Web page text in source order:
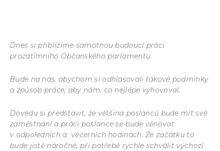
Dnes si přiblížíme samotnou budoucí práci
prozatímního Občanského parlamentu.
Bude na nás, abychom si odhlasovali takové podmínky
a způsob práce, aby nám, co nejlépe vyhovoval.
Dovedu si představit, že většina poslanců bude mít své
zaměstnání a práci poslance se bude věnovat
v odpoledních a večerních hodinách. Ze začátku to
bude jistě náročné, při potřebě rychle schválit výchozí